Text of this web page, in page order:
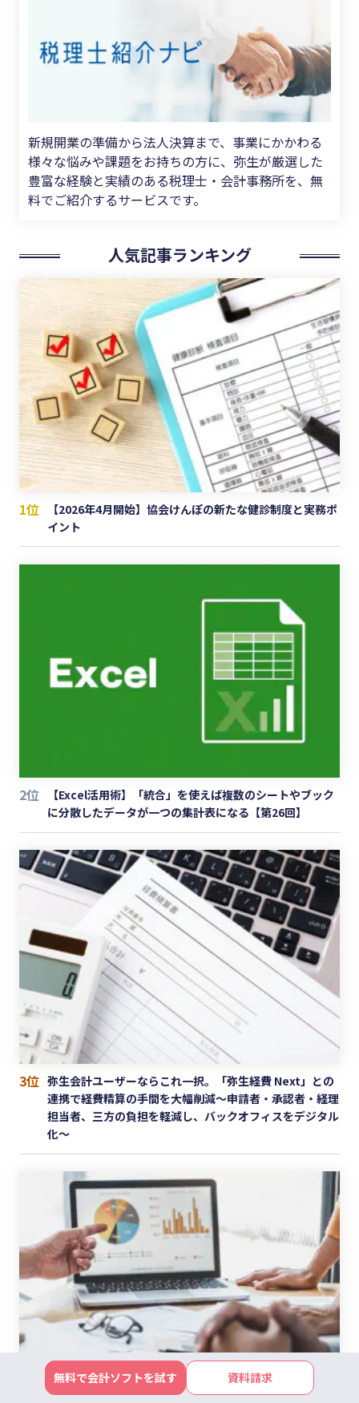
新規開業の準備から法人決算まで、事業にかかわる
様々な悩みや課題をお持ちの方に、弥生が厳選した
豊富な経験と実績のある税理士・会計事務所を、無
料でご紹介するサービスです。
人気記事ランキング
1位
【2026年4月開始】協会けんぽの新たな健診制度と実務ポ
イント
2位
【Excel活用術】「統合」を使えば複数のシートやブック
に分散したデータが一つの集計表になる【第26回】
3位 弥生会計ユーザーならこれ一択。「弥生経費 Next」との
連携で経費精算の手間を大幅削減〜申請者・承認者・経理
担当者、三方の負担を軽減し、バックオフィスをデジタル
化〜
無料で会計ソフトを試す 資料請求